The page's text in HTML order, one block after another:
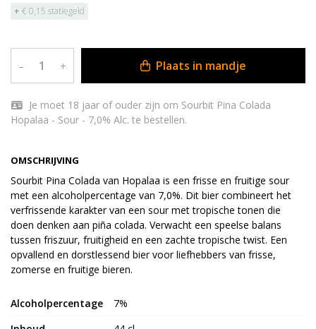
OMSCHRIJVING
Sourbit Pina Colada van Hopalaa is een frisse en fruitige sour
met een alcoholpercentage van 7,0%. Dit bier combineert het
verfrissende karakter van een sour met tropische tonen die
doen denken aan piña colada. Verwacht een speelse balans
tussen friszuur, fruitigheid en een zachte tropische twist. Een
opvallend en dorstlessend bier voor liefhebbers van frisse,
zomerse en fruitige bieren.
+ € 0,15 statiegeld
– + Plaats in mandje
Hopalaa - Sour - 7,0% Alc. te bestellen.
Alcoholpercentage
7%